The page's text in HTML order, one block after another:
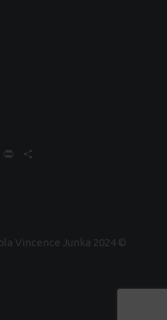
Viber Print
Vincence Junka 2024 ©